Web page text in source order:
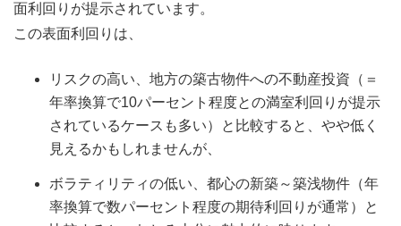
面利回りが提示されています。
この表面利回りは、
リスクの高い、地方の築古物件への不動産投資（＝
年率換算で10パーセント程度との満室利回りが提示
されているケースも多い）と比較すると、やや低く
見えるかもしれませんが、
ボラティリティの低い、都心の新築～築浅物件（年
率換算で数パーセント程度の期待利回りが通常）と